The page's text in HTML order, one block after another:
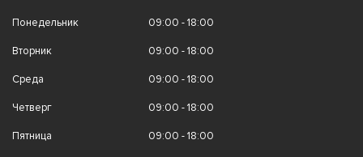
Понедельник 09:00 - 18:00
Вторник 09:00 - 18:00
Среда 09:00 - 18:00
Четверг 09:00 - 18:00
Пятница 09:00 - 18:00